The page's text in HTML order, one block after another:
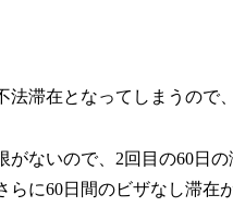
滞在となってしまうので
ないので、2回目の60日
に60日間のビザなし滞在